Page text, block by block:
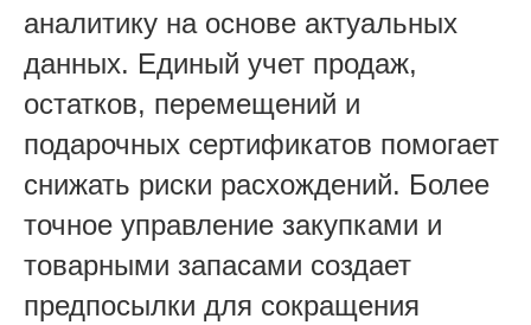
аналитику на основе актуальных
данных. Единый учет продаж,
остатков, перемещений и
подарочных сертификатов помогает
снижать риски расхождений. Более
точное управление закупками и
товарными запасами создает
предпосылки для сокращения